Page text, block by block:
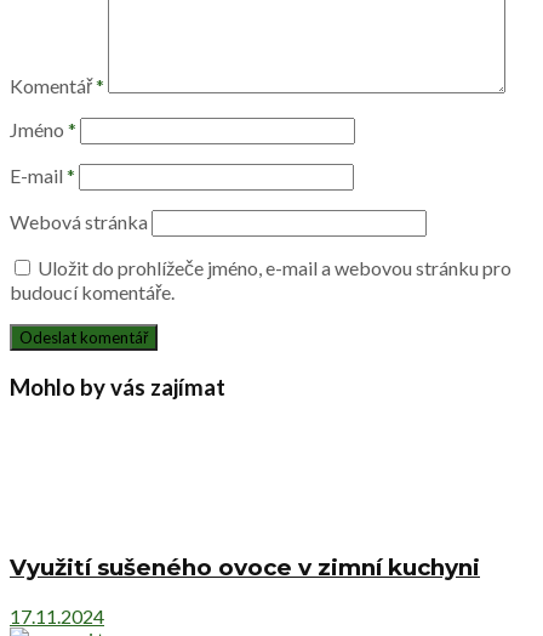
Komentář*
Jméno *
E-mail *
Webová stránka
Uložit do prohlížeče jméno, e-mail a webovou stránku pro
budoucí komentáře.
Mohlo by vás zajímat
Využití sušeného ovoce v zimní kuchyni
17.11.2024